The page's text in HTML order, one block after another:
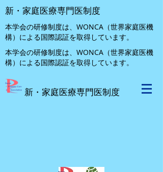
新・家庭医療専門医制度
本学会の研修制度は、WONCA（世界家庭医機
構）による国際認証を取得しています。
本学会の研修制度は、WONCA（世界家庭医機
構）による国際認証を取得しています。
新・家庭医療専門医制度